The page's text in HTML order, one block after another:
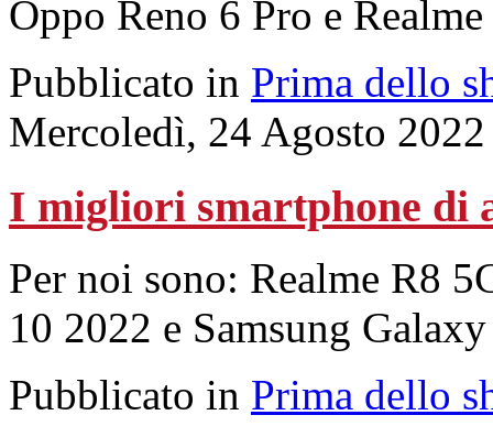
Oppo Reno 6 Pro e
Pubblicato in Prima dello
Mercoledì, 24 Agosto
I migliori smartphone di
Per noi sono: Realme R8
10 2022 e Samsung
Pubblicato in Prima dello